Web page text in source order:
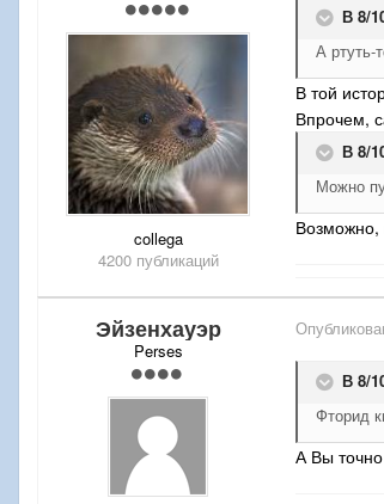
collega
4200 публикаций
В 8/
А ртуть-
В той
Впрочем,
В 8/
Можно
Возможно,
Эйзенхауэр
Perses
В 8/
Фторид
А Вы точно